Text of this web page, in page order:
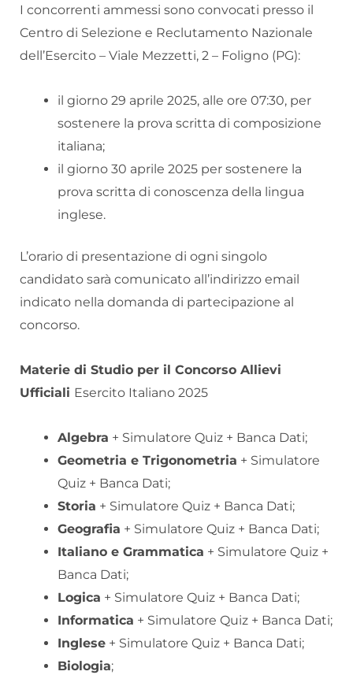
I concorrenti ammessi sono convocati presso il
Centro di Selezione e Reclutamento Nazionale
dell’Esercito – Viale Mezzetti, 2 – Foligno (PG):
il giorno 29 aprile 2025, alle ore 07:30, per
sostenere la prova scritta di composizione
italiana;
il giorno 30 aprile 2025 per sostenere la
prova scritta di conoscenza della lingua
inglese.
L’orario di presentazione di ogni singolo
candidato sarà comunicato all’indirizzo email
indicato nella domanda di partecipazione al
concorso.
Materie di Studio per il Concorso Allievi
Ufficiali Esercito Italiano 2025
Algebra + Simulatore Quiz + Banca Dati;
Geometria e Trigonometria + Simulatore
Quiz + Banca Dati;
Storia + Simulatore Quiz + Banca Dati;
Geografia + Simulatore Quiz + Banca Dati;
Italiano e Grammatica + Simulatore Quiz +
Banca Dati;
Logica + Simulatore Quiz + Banca Dati;
Informatica + Simulatore Quiz + Banca Dati;
Inglese + Simulatore Quiz + Banca Dati;
Biologia;